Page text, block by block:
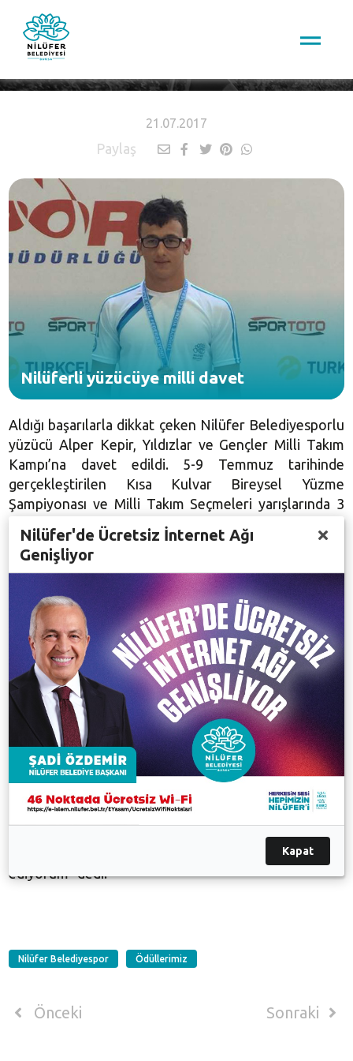
21.07.2017
Paylaş
Nilüferli yüzücüye milli davet
Aldığı başarılarla dikkat çeken Nilüfer Belediyesporlu
yüzücü Alper Kepir, Yıldızlar ve Gençler Milli Takım
Kampı’na davet edildi. 5-9 Temmuz tarihinde
gerçekleştirilen Kısa Kulvar Bireysel Yüzme
Şampiyonası ve Milli Takım Seçmeleri yarışlarında 3
madalya birden kazanan genç yüzücü Alper Kepir, bu
başarısını Türkiye Milli Takımı kampına davet edilerek
taçlandırdı. Alper Kepir 00:25.53 derecesi ile
kelebekte ve 00:24.05’lik derecesi ile
50 metre
serbestte Türkiye 2’ncisi, 00:57.27’lik derecesiyle de
100 metre
kelebekte Türkiye 3’üncüsü olmuştu.
Milli takımlara daha fazla sporcu yetiştirmek için
çalıştıklarını ifade eden Nilüfer Belediyespor Yüzme
Antrenörü Tayfun Terim, “Yüzme takımımızda yer
alan genç sporcularımız ülkemizde düzenlenen
yarışlarda başarılı sonuçlar alıyor. Artık başarılarımızı
uluslararası düzeye çıkarmak istiyoruz. Amacımız,
başarılarımızla Nilüfer’i en iyi şekilde temsil etmek.
Bu konuda bize her türlü desteği sağlayan Nilüfer
Belediye Başkanı Mustafa Bozbey ile Nilüfer
Belediyespor Başkanı Muhammet Aydın’a teşekkür
ediyorum” dedi.
Nilüfer Belediyespor Ödüllerimiz
Önceki Sonraki
Nilüfer'de Ücretsiz İnternet Ağı
Genişliyor
Kapat